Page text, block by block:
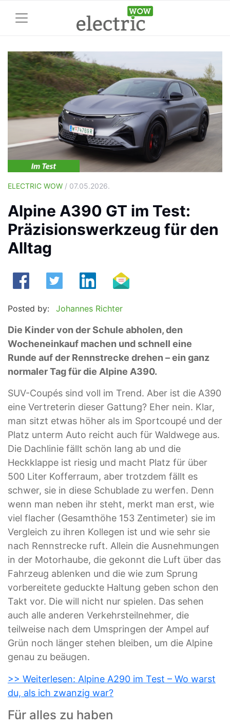
ELECTRIC WOW / 07.05.2026.
Alpine A390 GT im Test:
Präzisionswerkzeug für den
Alltag
Posted by: Johannes Richter
Die Kinder von der Schule abholen, den
Wocheneinkauf machen und schnell eine
Runde auf der Rennstrecke drehen – ein ganz
normaler Tag für die Alpine A390.
SUV-Coupés sind voll im Trend. Aber ist die A390
eine Vertreterin dieser Gattung? Eher nein. Klar,
man sitzt etwas höher als im Sportcoupé und der
Platz unterm Auto reicht auch für Waldwege aus.
Die Dachlinie fällt schön lang ab und die
Heckklappe ist riesig und macht Platz für über
500 Liter Kofferraum, aber trotzdem fällt es
schwer, sie in diese Schublade zu werfen. Denn
wenn man neben ihr steht, merkt man erst, wie
viel flacher (Gesamthöhe 153 Zentimeter) sie im
Vergleich zu ihren Kollegen ist und wie sehr sie
nach Rennstrecke ruft. Allein die Ausnehmungen
in der Motorhaube, die gekonnt die Luft über das
Fahrzeug ablenken und die wie zum Sprung
vorbereitete geduckte Haltung geben schon den
Takt vor. Die will nicht nur spielen. Das sehen
auch alle anderen Verkehrsteilnehmer, die
teilweise nach dem Umspringen der Ampel auf
Grün noch länger stehen bleiben, um die Alpine
genau zu beäugen.
>> Weiterlesen: Alpine A290 im Test – Wo warst
du, als ich zwanzig war?
Für alles zu haben